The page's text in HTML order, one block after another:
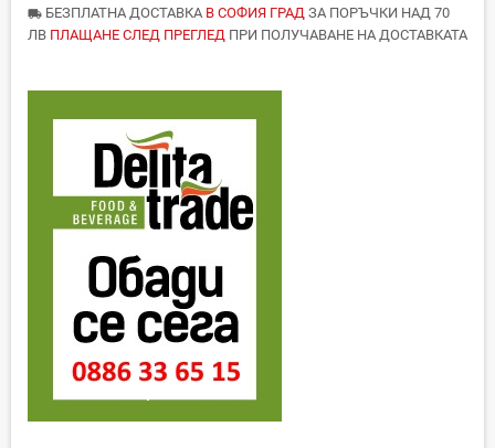
local_shipping БЕЗПЛАТНА ДОСТАВКА В СОФИЯ ГРАД ЗА ПОРЪЧКИ НАД 70
ЛВ ПЛАЩАНЕ СЛЕД ПРЕГЛЕД ПРИ ПОЛУЧАВАНЕ НА ДОСТАВКАТА